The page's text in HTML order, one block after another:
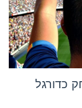
כדורגל